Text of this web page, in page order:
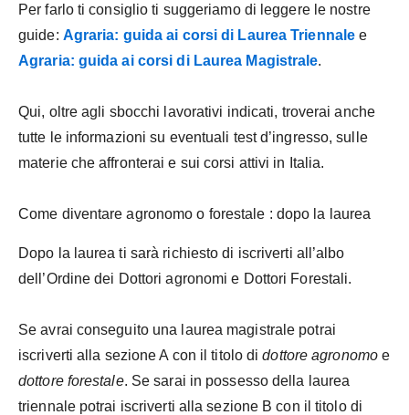
Per farlo ti consiglio ti suggeriamo di leggere le nostre
guide: Agraria: guida ai corsi di Laurea Triennale e
Agraria: guida ai corsi di Laurea Magistrale.
Qui, oltre agli sbocchi lavorativi indicati, troverai anche
tutte le informazioni su eventuali test d’ingresso, sulle
materie che affronterai e sui corsi attivi in Italia.
Come diventare agronomo o forestale : dopo la laurea
Dopo la laurea ti sarà richiesto di iscriverti all’albo
dell’Ordine dei Dottori agronomi e Dottori Forestali.
Se avrai conseguito una laurea magistrale potrai
iscriverti alla sezione A con il titolo didottore agronomoe
dottore forestale. Se sarai in possesso della laurea
triennale potrai iscriverti alla sezione B con il titolo di